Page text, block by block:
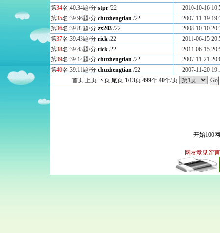
第34名:40.34题/分 stpr /22
2010-10-16
第35名:39.96题/分 chuzhengtian /22
2007-11-19
第36名:39.82题/分 zx203 /22
2008-10-10
第37名:39.43题/分 rick /22
2011-06-15
第38名:39.43题/分 rick /22
2011-06-15
第39名:39.14题/分 chuzhengtian /22
2007-11-21
第40名:39.11题/分 chuzhengtian /22
2007-11-20
首页 上页 下页 尾页 1/13页 499个 40个/页
开始100
网友意见留